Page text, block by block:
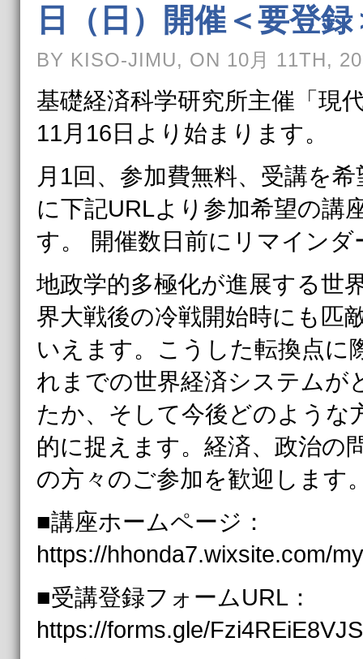
日（日）開催＜要登録
BY KISO-JIMU, ON 10月 11TH,
基礎経済科学研究所主催「現
11月16日より始まります。
月1回、参加費無料、受講を
に下記URLより参加希望の講
す。 開催数日前にリマイン
地政学的多極化が進展する世
界大戦後の冷戦開始時にも匹
いえます。こうした転換点に
れまでの世界経済システムが
たか、そして今後どのような
的に捉えます。​経済、政治の
の方々のご参加を歓迎します
■講座ホームページ：
https://hhonda7.wixsite.com/
■受講登録フォームURL：
https://forms.gle/